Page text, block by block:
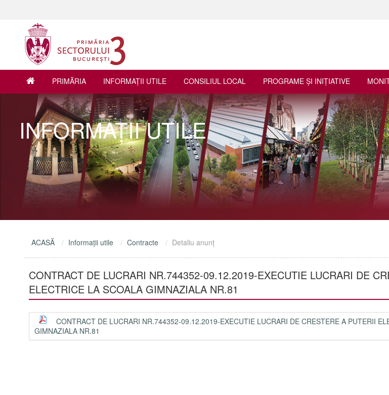
PRIMĂRIA INFORMAŢII UTILE CONSILIUL LOCAL PROGRAME ŞI INIŢIATIVE
INFORMAŢII UTILE
ACASĂ Informaţii utile Contracte Detaliu anunţ
CONTRACT DE LUCRARI NR.744352-09.12.2019-EXECUTIE LUCRARI DE
ELECTRICE LA SCOALA GIMNAZIALA NR.81
CONTRACT DE LUCRARI NR.744352-09.12.2019-EXECUTIE LUCRARI DE CRESTERE A PUTERII
GIMNAZIALA NR.81